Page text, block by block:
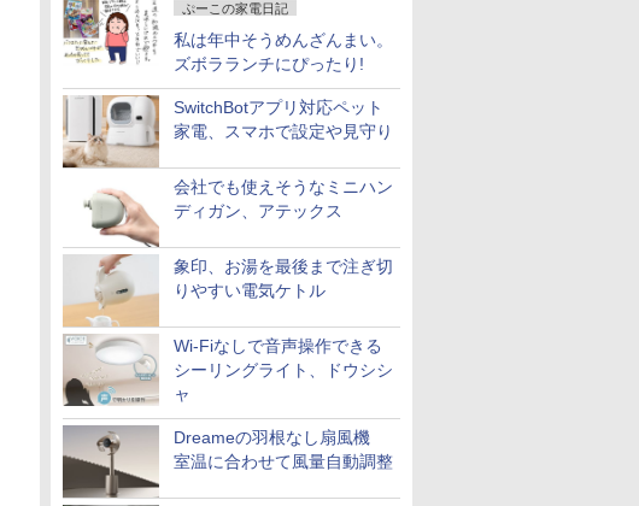
ぷーこの家電日記
私は年中そうめんざんまい。
ズボラランチにぴったり!
SwitchBotアプリ対応ペット
家電、スマホで設定や見守り
会社でも使えそうなミニハン
ディガン、アテックス
象印、お湯を最後まで注ぎ切
りやすい電気ケトル
Wi-Fiなしで音声操作できる
シーリングライト、ドウシシ
ャ
Dreameの羽根なし扇風機
室温に合わせて風量自動調整